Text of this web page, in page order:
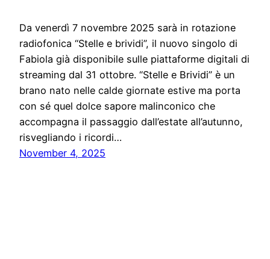
Da venerdì 7 novembre 2025 sarà in rotazione
radiofonica “Stelle e brividi”, il nuovo singolo di
Fabiola già disponibile sulle piattaforme digitali di
streaming dal 31 ottobre. “Stelle e Brividi” è un
brano nato nelle calde giornate estive ma porta
con sé quel dolce sapore malinconico che
accompagna il passaggio dall’estate all’autunno,
risvegliando i ricordi…
November 4, 2025